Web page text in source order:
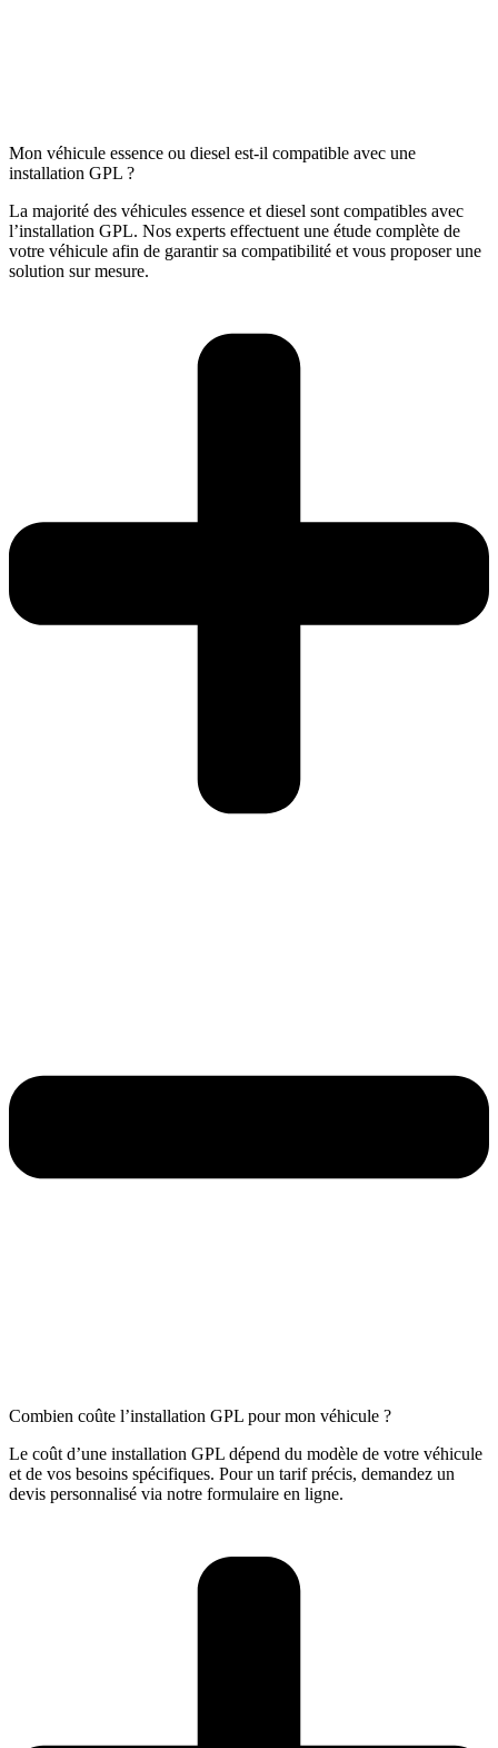
Mon véhicule essence ou diesel est-il compatible avec une
installation GPL ?
La majorité des véhicules essence et diesel sont compatibles avec
l’installation GPL. Nos experts effectuent une étude complète de
votre véhicule afin de garantir sa compatibilité et vous proposer une
solution sur mesure.
Combien coûte l’installation GPL pour mon véhicule ?
Le coût d’une installation GPL dépend du modèle de votre véhicule
et de vos besoins spécifiques. Pour un tarif précis, demandez un
devis personnalisé via notre formulaire en ligne.